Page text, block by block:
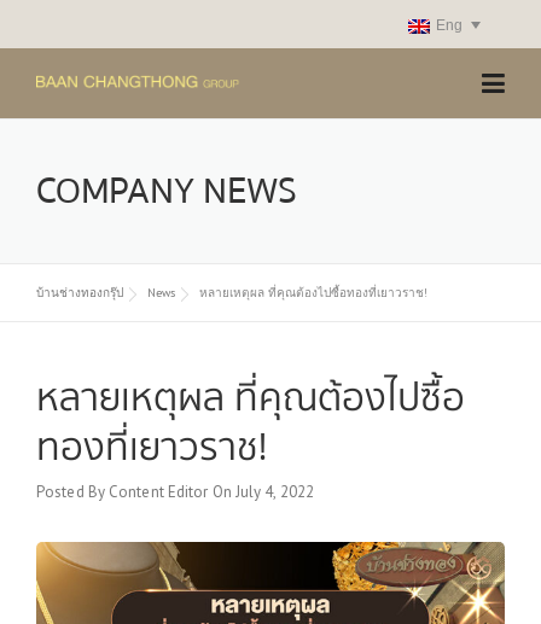
Eng
COMPANY NEWS
บ้านช่างทองกรุ๊ป News หลายเหตุผล ที่คุณต้องไปซื้อทองที่เยาวราช!
หลายเหตุผล ที่คุณต้องไปซื้อ
ทองที่เยาวราช!
Posted By Content Editor On July 4, 2022